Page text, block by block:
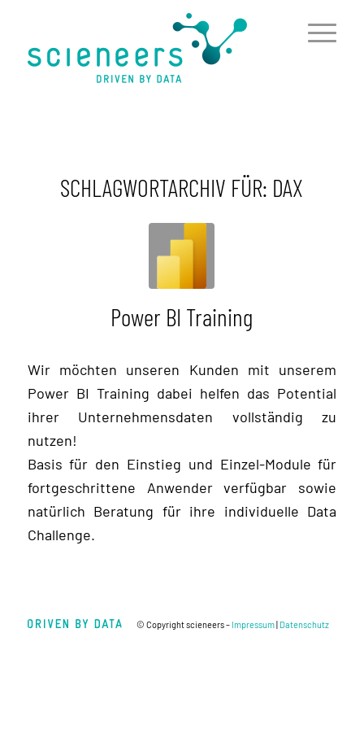
SCHLAGWORTARCHIV FÜR: DAX
Power BI Training
Wir möchten unseren Kunden mit unserem
Power BI Training dabei helfen das Potential
ihrer Unternehmensdaten vollständig zu
nutzen!
Basis für den Einstieg und Einzel-Module für
fortgeschrittene Anwender verfügbar sowie
natürlich Beratung für ihre individuelle Data
Challenge.
© Copyright scieneers – Impressum| Datenschutz